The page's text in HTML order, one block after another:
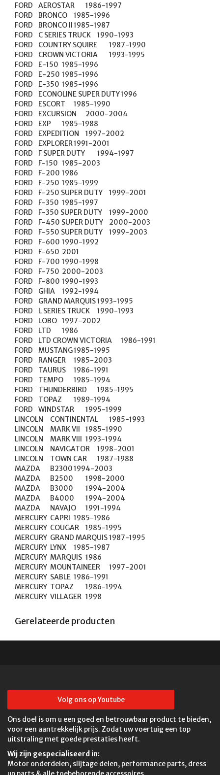
FORD	AEROSTAR	1986-1997
FORD	BRONCO	1985-1996
FORD	BRONCO II	1985-1987
FORD	C SERIES TRUCK	1990-1993
FORD	COUNTRY SQUIRE	1987-1990
FORD	CROWN VICTORIA	1993-1995
FORD	E-150	1985-1996
FORD	E-250	1985-1996
FORD	E-350	1985-1996
FORD	ECONOLINE SUPER DUTY	1996
FORD	ESCORT	1985-1990
FORD	EXCURSION	2000-2004
FORD	EXP	1985-1988
FORD	EXPEDITION	1997-2002
FORD	EXPLORER	1991-2001
FORD	F SUPER DUTY	1994-1997
FORD	F-150	1985-2003
FORD	F-200	1986
FORD	F-250	1985-1999
FORD	F-250 SUPER DUTY	1999-2001
FORD	F-350	1985-1997
FORD	F-350 SUPER DUTY	1999-2000
FORD	F-450 SUPER DUTY	2000-2003
FORD	F-550 SUPER DUTY	1999-2003
FORD	F-600	1990-1992
FORD	F-650	2001
FORD	F-700	1990-1998
FORD	F-750	2000-2003
FORD	F-800	1990-1993
FORD	GHIA	1992-1994
FORD	GRAND MARQUIS	1993-1995
FORD	L SERIES TRUCK	1990-1993
FORD	LOBO	1997-2002
FORD	LTD	1986
FORD	LTD CROWN VICTORIA	1986-1991
FORD	MUSTANG	1985-1995
FORD	RANGER	1985-2003
FORD	TAURUS	1986-1991
FORD	TEMPO	1985-1994
FORD	THUNDERBIRD	1985-1995
FORD	TOPAZ	1989-1994
FORD	WINDSTAR	1995-1999
LINCOLN	CONTINENTAL	1985-1993
LINCOLN	MARK VII	1985-1990
LINCOLN	MARK VIII	1993-1994
LINCOLN	NAVIGATOR	1998-2001
LINCOLN	TOWN CAR	1987-1988
MAZDA	B2300	1994-2003
MAZDA	B2500	1998-2000
MAZDA	B3000	1994-2004
MAZDA	B4000	1994-2004
MAZDA	NAVAJO	1991-1994
MERCURY	CAPRI	1985-1986
MERCURY	COUGAR	1985-1995
MERCURY	GRAND MARQUIS	1987-1995
MERCURY	LYNX	1985-1987
MERCURY	MARQUIS	1986
MERCURY	MOUNTAINEER	1997-2001
MERCURY	SABLE	1986-1991
MERCURY	TOPAZ	1986-1994
MERCURY	VILLAGER	1998
Gerelateerde producten
Volg ons op Youtube
Ons doel is om u een goed en betrouwbaar product te bieden,
voor een aantrekkelijk prijs. Zodat uw voertuig een top
uitstraling met goede prestaties heeft.
Wij zijn gespecialiseerd in:
Motor onderdelen, slijtage delen, performance parts, dress